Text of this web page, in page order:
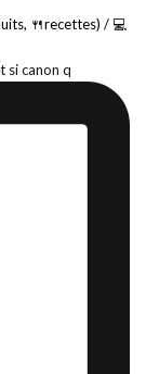
🍴recettes) / 💻
si canon q